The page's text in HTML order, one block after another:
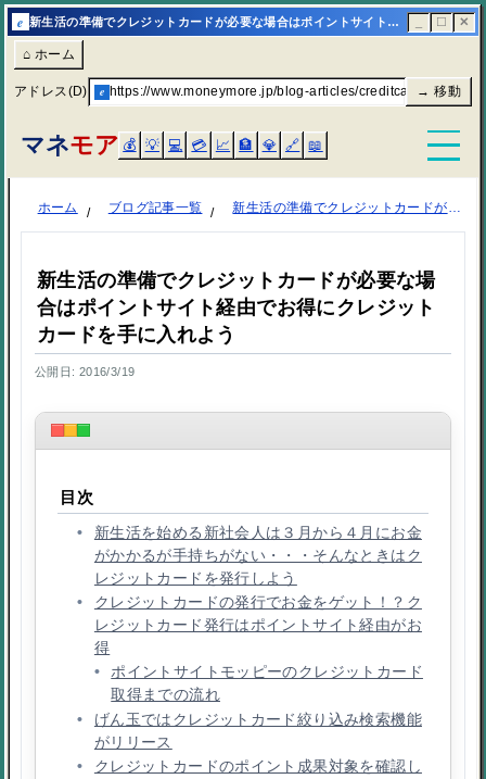
e 新生活の準備でクレジットカードが必要な場合はポイントサイト経由でお得にクレジットカードを手に入れよう | マネモア ☐ ✕
⌂ ホーム
アドレス(D) e https://www.moneymore.jp/blog-articles/creditcard-pointsite/
→ 移動
マネモア 💰 💡 💻 💳 📈 🏦 💎 🔗 📖
ホーム ブログ記事一覧 新生活の準備でクレジットカードが必要な場合はポイントサイト経由でお得にクレジットカードを手に入れよう
新生活の準備でクレジットカードが必要な場
合はポイントサイト経由でお得にクレジット
カードを手に入れよう
公開日: 2016/3/19
目次
新生活を始める新社会人は３月から４月にお金
がかかるが手持ちがない・・・そんなときはク
レジットカードを発行しよう
クレジットカードの発行でお金をゲット！？ク
レジットカード発行はポイントサイト経由がお
得
ポイントサイトモッピーのクレジットカード
取得までの流れ
げん玉ではクレジットカード絞り込み検索機能
がリリース
クレジットカードのポイント成果対象を確認し